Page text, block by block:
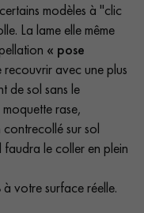
modèles à "clic
La lame elle même
« pose
recouvrir avec une plus
de sol sans le
rase,
sur sol
le coller en plein
à votre surface réelle.